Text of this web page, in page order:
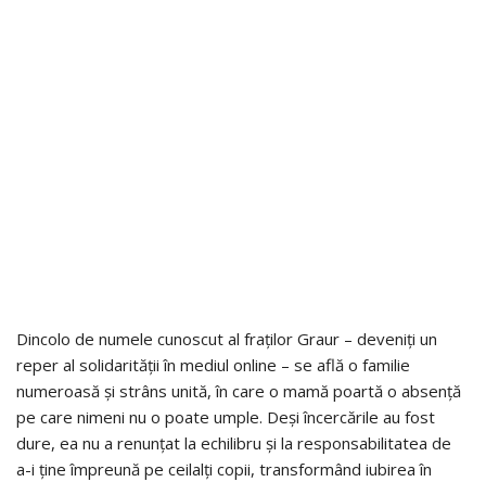
Dincolo de numele cunoscut al fraților Graur – deveniți un
reper al solidarității în mediul online – se află o familie
numeroasă și strâns unită, în care o mamă poartă o absență
pe care nimeni nu o poate umple. Deși încercările au fost
dure, ea nu a renunțat la echilibru și la responsabilitatea de
a-i ține împreună pe ceilalți copii, transformând iubirea în